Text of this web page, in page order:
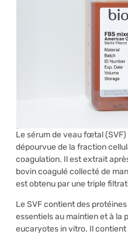
Le sérum de veau fœtal
dépourvue de la fraction
coagulation. Il est extrait
bovin coagulé collecté de
est obtenu par une triple
Le SVF contient des
essentiels au maintien et à la
eucaryotes in vitro. Il